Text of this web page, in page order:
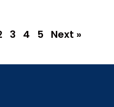
3 4 5 Next »